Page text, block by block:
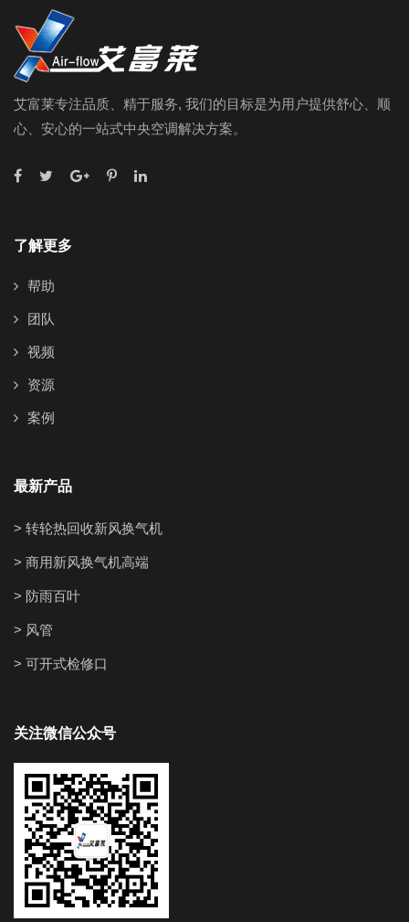
艾富莱专注品质、精于服务, 我们的目标是为用户提供舒心、顺
心、安心的一站式中央空调解决方案。
了解更多
帮助
团队
视频
资源
案例
最新产品
> 转轮热回收新风换气机
> 商用新风换气机高端
> 防雨百叶
> 风管
> 可开式检修口
关注微信公众号